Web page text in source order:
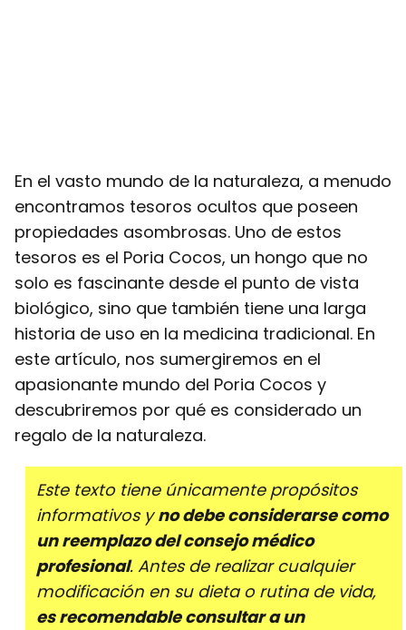
En el vasto mundo de la naturaleza, a menudo
encontramos tesoros ocultos que poseen
propiedades asombrosas. Uno de estos
tesoros es el Poria Cocos, un hongo que no
solo es fascinante desde el punto de vista
biológico, sino que también tiene una larga
historia de uso en la medicina tradicional. En
este artículo, nos sumergiremos en el
apasionante mundo del Poria Cocos y
descubriremos por qué es considerado un
regalo de la naturaleza.
Este texto tiene únicamente propósitos
informativos yno debe considerarse como
un reemplazo del consejo médico
profesional. Antes de realizar cualquier
modificación en su dieta o rutina de vida,
es recomendable consultar a un